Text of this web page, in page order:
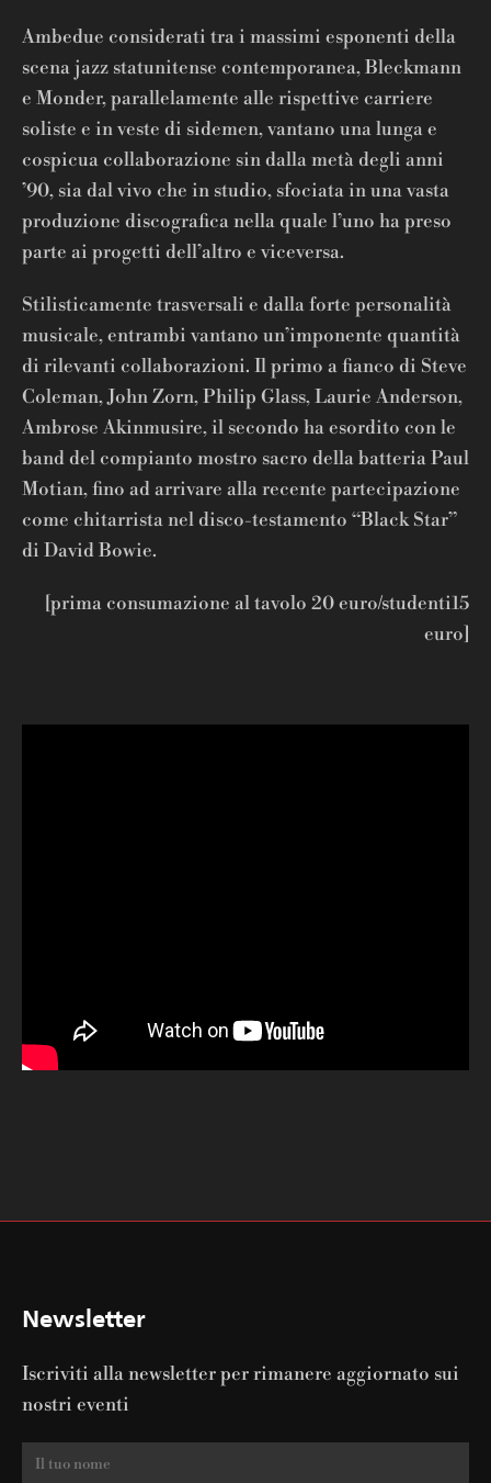
Ambedue considerati tra i massimi esponenti della
scena jazz statunitense contemporanea, Bleckmann
e Monder, parallelamente alle rispettive carriere
soliste e in veste di sidemen, vantano una lunga e
cospicua collaborazione sin dalla metà degli anni
’90, sia dal vivo che in studio, sfociata in una vasta
produzione discografica nella quale l’uno ha preso
parte ai progetti dell’altro e viceversa.
Stilisticamente trasversali e dalla forte personalità
musicale, entrambi vantano un’imponente quantità
di rilevanti collaborazioni. Il primo a fianco di Steve
Coleman, John Zorn, Philip Glass, Laurie Anderson,
Ambrose Akinmusire, il secondo ha esordito con le
band del compianto mostro sacro della batteria Paul
Motian, fino ad arrivare alla recente partecipazione
come chitarrista nel disco-testamento “Black Star”
di David Bowie.
[prima consumazione al tavolo 20 euro/studenti15
euro]
Newsletter
Iscriviti alla newsletter per rimanere aggiornato sui
nostri eventi